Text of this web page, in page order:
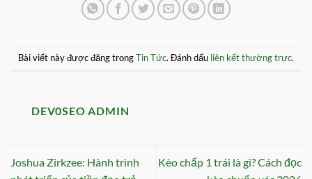
Bài viết này được đăng trongTin Tức. Đánh dấu liên kết thường trực.
DEV0SEO ADMIN
Joshua Zirkzee: Hành trình
Kèo chấp 1 trái là gì? Cách đọc